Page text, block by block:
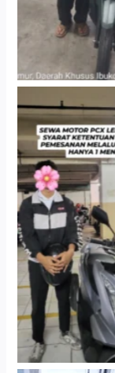
Hotel Kartika
Jakarta